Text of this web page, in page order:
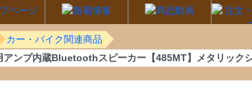
カー・バイク関連商品
アンプ内蔵Bluetoothスピーカー【485MT】メタリック